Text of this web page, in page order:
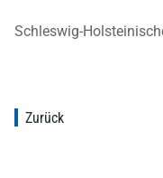
Schleswig-
Zurück